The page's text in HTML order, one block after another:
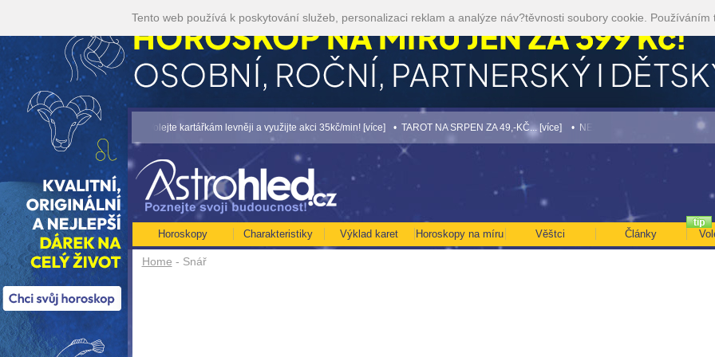
Home - Snář
Horoskopy Charakteristiky Výklad karet Horoskopy na míru Věštci Články
ROK 2026...[více] • Volejte kartářkám levněji a využijte akci 35kč/min! [více] • TAROT NA SRPEN ZA 49,-KČ... [více] • NEJVĚTŠÍ ROČNÍ HOROSKOP NA
Tento web používá k poskytování služeb, personalizaci reklam a analýze náv?těvnosti soubory cookie. Používáním